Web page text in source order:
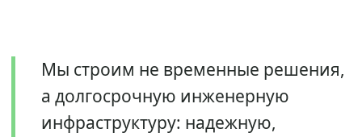
Мы строим не временные решения,
а долгосрочную инженерную
инфраструктуру: надежную,